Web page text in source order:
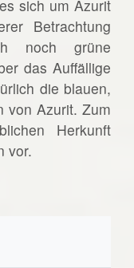
sich um Azurit
Betrachtung
noch grüne
das Auffällige
die blauen,
von Azurit. Zum
Herkunft
vor.